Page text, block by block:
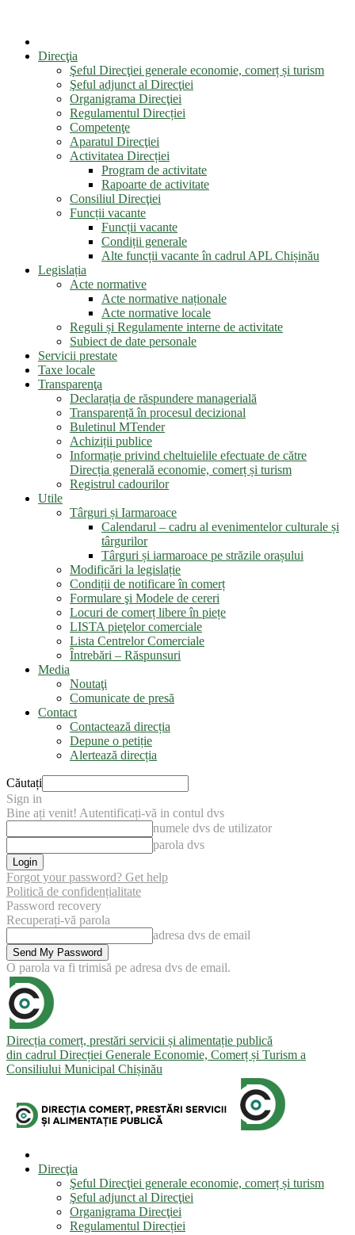
Direcţia
Şeful Direcţiei generale economie, comerț și turism
Şeful adjunct al Direcţiei
Organigrama Direcţiei
Regulamentul Direcției
Competenţe
Aparatul Direcţiei
Activitatea Direcției
Program de activitate
Rapoarte de activitate
Consiliul Direcţiei
Funcții vacante
Funcții vacante
Condiții generale
Alte funcții vacante în cadrul APL Chișinău
Legislația
Acte normative
Acte normative naționale
Acte normative locale
Reguli și Regulamente interne de activitate
Subiect de date personale
Servicii prestate
Taxe locale
Transparenţa
Declarația de răspundere managerială
Transparență în procesul decizional
Buletinul MTender
Achiziții publice
Informație privind cheltuielile efectuate de către
Direcția generală economie, comerț și turism
Registrul cadourilor
Utile
Târguri și Iarmaroace
Calendarul – cadru al evenimentelor culturale și
târgurilor
Târguri și iarmaroace pe străzile orașului
Modificări la legislație
Condiții de notificare în comerț
Formulare şi Modele de cereri
Locuri de comerț libere în piețe
LISTA pieţelor comerciale
Lista Centrelor Comerciale
Întrebări – Răspunsuri
Media
Noutaţi
Comunicate de presă
Contact
Contactează direcția
Depune o petiție
Alertează direcția
Căutați
Sign in
Bine ați venit! Autentificați-vă in contul dvs
numele dvs de utilizator
parola dvs
Forgot your password? Get help
Politică de confidențialitate
Password recovery
Recuperați-vă parola
adresa dvs de email
O parola va fi trimisă pe adresa dvs de email.
Direcția comerț, prestări servicii și alimentație publică
din cadrul Direcției Generale Economie, Comerț și Turism a
Consiliului Municipal Chișinău
Direcţia
Şeful Direcţiei generale economie, comerț și turism
Şeful adjunct al Direcţiei
Organigrama Direcţiei
Regulamentul Direcției